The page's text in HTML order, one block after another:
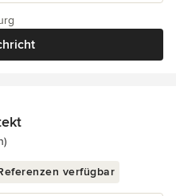
5 Sternen
verfügbar